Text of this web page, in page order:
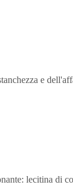
e
lecitina di